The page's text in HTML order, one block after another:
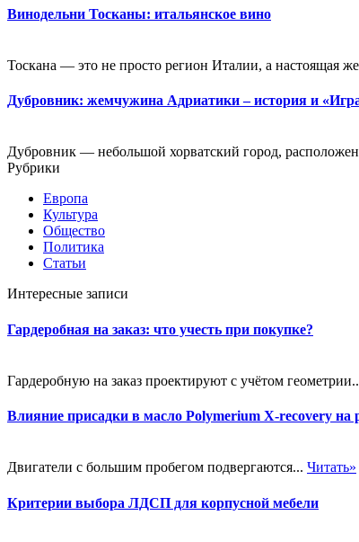
Винодельни Тосканы: итальянское вино
Тоскана — это не просто регион Италии, а настоящая
Дубровник: жемчужина Адриатики – история и
Дубровник — небольшой хорватский город,
Рубрики
Европа
Культура
Общество
Политика
Статьи
Интересные записи
Гардеробная на заказ: что учесть при покупке?
Гардеробную на заказ проектируют с учётом
Влияние присадки в масло Polymerium X-recovery на
Двигатели с большим пробегом подвергаются... Читать»
Критерии выбора ЛДСП для корпусной мебели